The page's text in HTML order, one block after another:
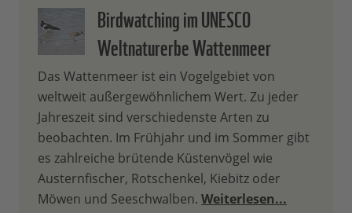
Birdwatching im UNESCO
Weltnaturerbe Wattenmeer
Das Wattenmeer ist ein Vogelgebiet von
weltweit außergewöhnlichem Wert. Zu jeder
Jahreszeit sind verschiedenste Arten zu
beobachten. Im Frühjahr und im Sommer gibt
es zahlreiche brütende Küstenvögel wie
Austernfischer, Rotschenkel, Kiebitz oder
Möwen und Seeschwalben. Weiterlesen...